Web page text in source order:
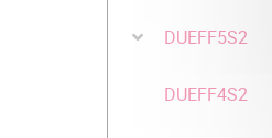
DUEFF5S2
DUEFF4S2